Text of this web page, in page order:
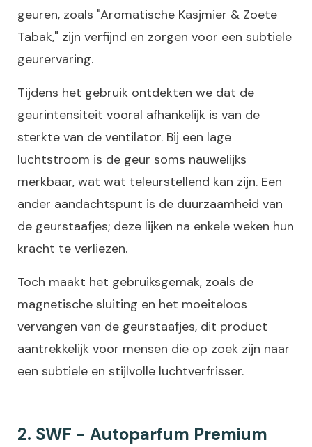
geuren, zoals "Aromatische Kasjmier & Zoete
Tabak," zijn verfijnd en zorgen voor een subtiele
geurervaring.
Tijdens het gebruik ontdekten we dat de
geurintensiteit vooral afhankelijk is van de
sterkte van de ventilator. Bij een lage
luchtstroom is de geur soms nauwelijks
merkbaar, wat wat teleurstellend kan zijn. Een
ander aandachtspunt is de duurzaamheid van
de geurstaafjes; deze lijken na enkele weken hun
kracht te verliezen.
Toch maakt het gebruiksgemak, zoals de
magnetische sluiting en het moeiteloos
vervangen van de geurstaafjes, dit product
aantrekkelijk voor mensen die op zoek zijn naar
een subtiele en stijlvolle luchtverfrisser.
2. SWF - Autoparfum Premium